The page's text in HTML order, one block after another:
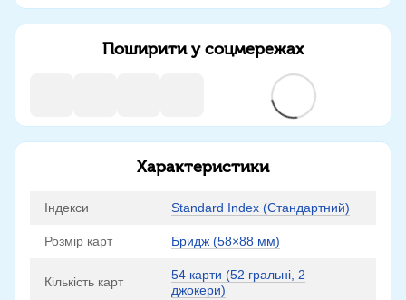
Поширити у соцмережах
Характеристики
Індекси Standard Index (Стандартний)
Розмір карт Бридж (58×88 мм)
Кількість карт
54 карти (52 гральні, 2
джокери)